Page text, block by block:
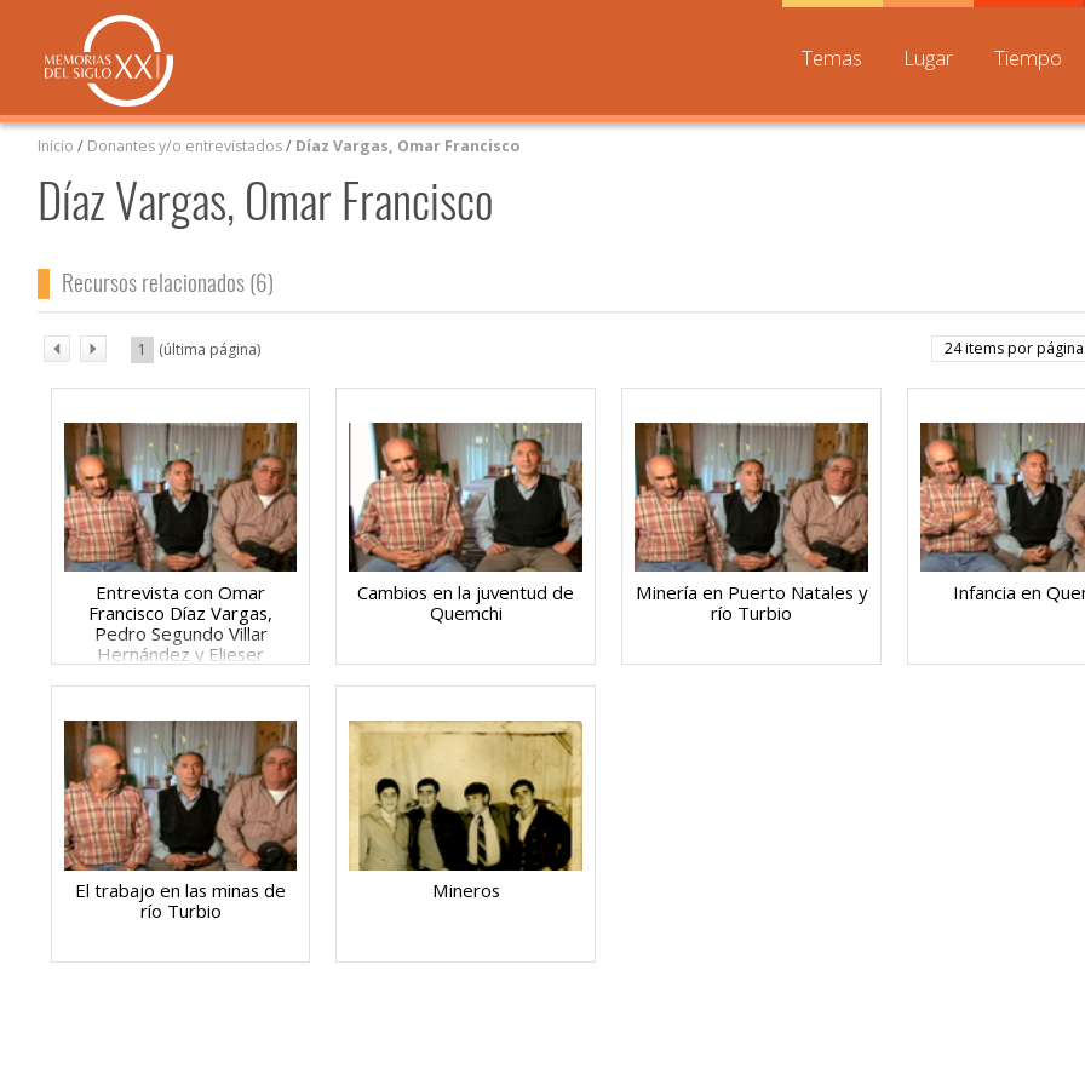
Temas Lugar Tiempo
Inicio / Donantes y/o entrevistados/ Díaz Vargas, Omar Francisco
Díaz Vargas, Omar Francisco
Recursos relacionados (6)
24 items por página
Entrevista con Omar
Francisco Díaz Vargas,
Pedro Segundo Villar
Hernández y Elieser
Cambios en la juventud de
Quemchi
Minería en Puerto Natales y
río Turbio
Infancia en
El trabajo en las minas de
río Turbio
Mineros
1